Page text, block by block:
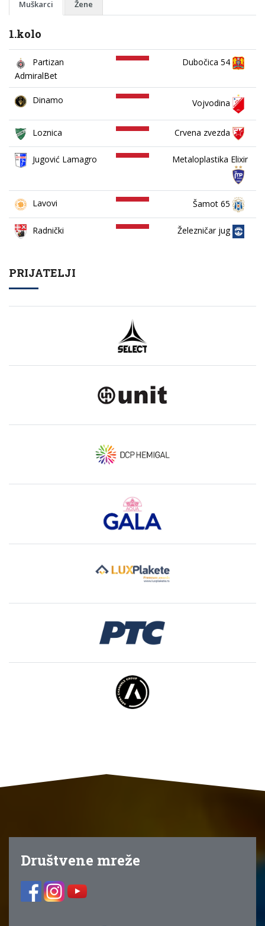
Muškarci Žene
1.kolo
Partizan
AdmiralBet
Dubočica 54
Dinamo Vojvodina
Loznica Crvena zvezda
Jugović Lamagro Metaloplastika Elixir
Lavovi Šamot 65
Radnički Železničar jug
PRIJATELJI
Društvene mreže